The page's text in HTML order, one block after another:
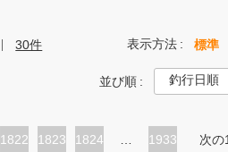
30件 表示方法 標準
並び順
ペ
1822
ペ
1823
ペ
1824 1933 次の